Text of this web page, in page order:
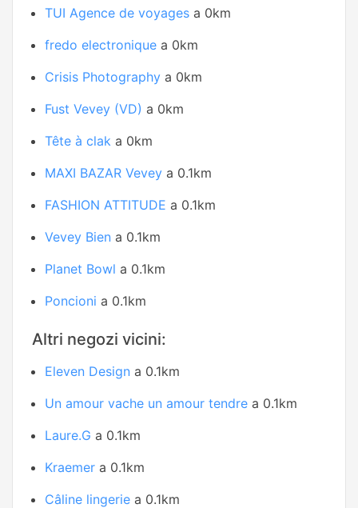
TUI Agence de voyages a 0km
fredo electronique a 0km
Crisis Photography a 0km
Fust Vevey (VD) a 0km
Tête à clak a 0km
MAXI BAZAR Vevey a 0.1km
FASHION ATTITUDE a 0.1km
Vevey Bien a 0.1km
Planet Bowl a 0.1km
Poncioni a 0.1km
Altri negozi vicini:
Eleven Design a 0.1km
Un amour vache un amour tendre a 0.1km
Laure.G a 0.1km
Kraemer a 0.1km
Câline lingerie a 0.1km